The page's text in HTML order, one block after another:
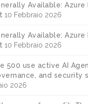
Available: Azure
10 Febbraio 2026
Available: Azure
10 Febbraio 2026
500 use active AI
and security
2026